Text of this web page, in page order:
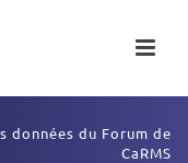
données du Forum de
CaRMS